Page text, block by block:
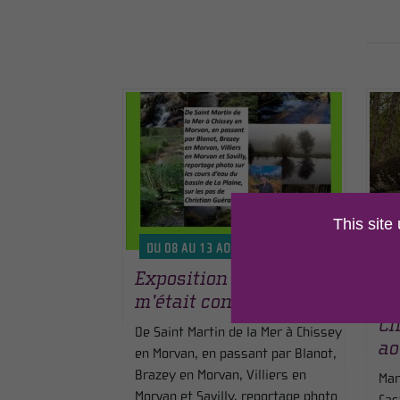
DU 08 AU 13 AOÛT 2026
Exposition Si La Plaine
m’était contée
De Saint Martin de la Mer à Chissey
en Morvan, en passant par Blanot,
Brazey en Morvan, Villiers en
Morvan et Savilly, reportage photo
This site